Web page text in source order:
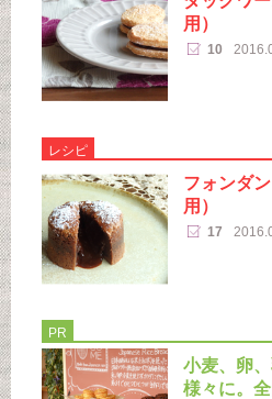
用）
10
レシピ
フォンダ
用）
17
PR
小麦、卵
様々に。